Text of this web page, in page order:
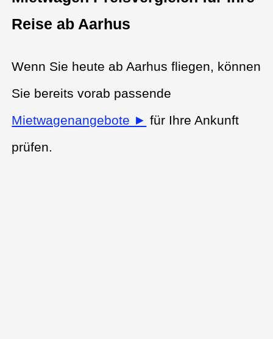
Reise ab Aarhus
Wenn Sie heute ab Aarhus fliegen, können
Sie bereits vorab passende
Mietwagenangebote ► für Ihre Ankunft
prüfen.